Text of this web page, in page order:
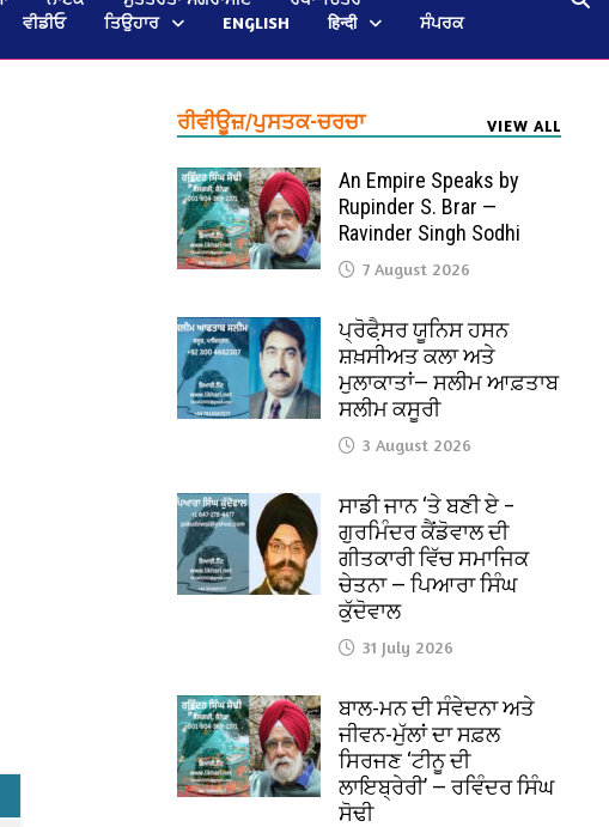
ਵੀਡੀਓ ਤਿਉਹਾਰ ENGLISH हिन्दी
ਸੰਪਰਕ
ਰੀਵੀਊਜ਼/ਪੁਸਤਕ-ਚਰਚਾ VIEW ALL
An Empire Speaks by
Rupinder S. Brar —
Ravinder Singh Sodhi
7 August 2026
ਪ੍ਰੋਫੈ਼ਸਰ ਯੂਨਿਸ ਹਸਨ
ਸ਼ਖ਼ਸੀਅਤ ਕਲਾ ਅਤੇ
ਮੁਲਾਕਾਤਾਂ— ਸਲੀਮ ਆਫ਼ਤਾਬ
ਸਲੀਮ ਕਸੂਰੀ
3 August 2026
ਸਾਡੀ ਜਾਨ ‘ਤੇ ਬਣੀ ਏ –
ਗੁਰਮਿੰਦਰ ਕੈਂਡੋਵਾਲ ਦੀ
ਗੀਤਕਾਰੀ ਵਿੱਚ ਸਮਾਜਿਕ
ਚੇਤਨਾ — ਪਿਆਰਾ ਸਿੰਘ
ਕੁੱਦੋਵਾਲ
31 July 2026
ਬਾਲ-ਮਨ ਦੀ ਸੰਵੇਦਨਾ ਅਤੇ
ਜੀਵਨ-ਮੁੱਲਾਂ ਦਾ ਸਫ਼ਲ
ਸਿਰਜਣ ‘ਟੀਨੂ ਦੀ
ਲਾਇਬ੍ਰੇਰੀ’ — ਰਵਿੰਦਰ ਸਿੰਘ
ਸੋਢੀ